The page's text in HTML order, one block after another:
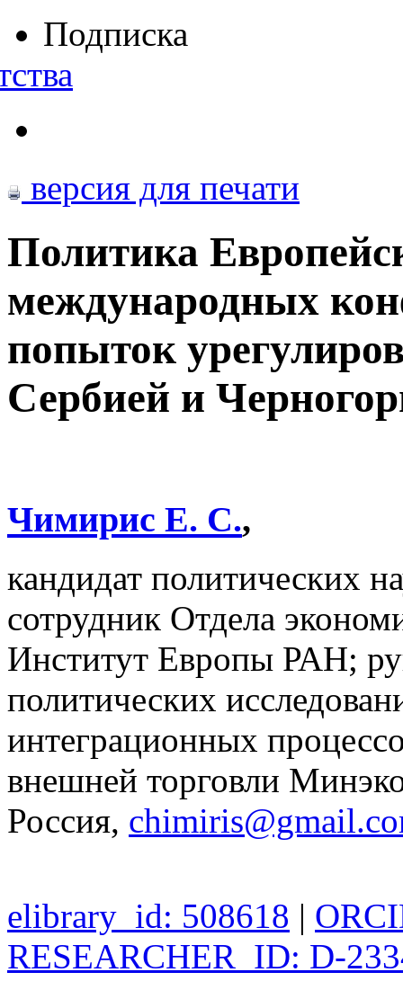
Подписка
версия для печати
Политика
международных
попыток
Сербией и
Чимирис Е. С.,
кандидат политических
сотрудник Отдела
Институт Европы РАН;
политических
интеграционных
внешней торговли
Россия,
elibrary_id: 508618 |
RESEARCHER_ID: D-